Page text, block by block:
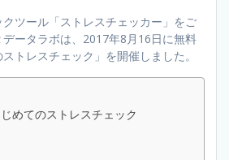
ツール「ストレスチェッカー」をご
ータラボは、2017年8月16日に無料
トレスチェック」を開催しました。
めてのストレスチェック